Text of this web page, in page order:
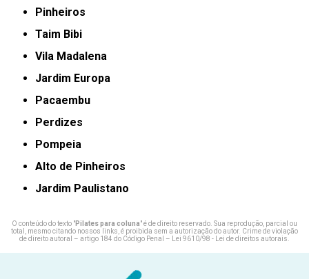
Pinheiros
taim Bibi
Vila Madalena
jardim Europa
Pacaembu
Perdizes
Pompeia
Alto de Pinheiros
Jardim Paulistano
O conteúdo do texto "Pilates para coluna" é de direito reservado. Sua reprodução, parcial ou
total, mesmo citando nossos links, é proibida sem a autorização do autor. Crime de violação
de direito autoral – artigo 184 do Código Penal –
Lei 9610/98 - Lei de direitos autorais